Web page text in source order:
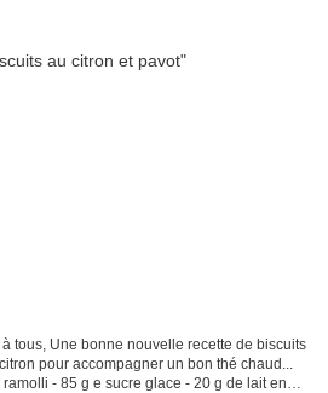
tous, Une bonne nouvelle recette de biscuits
pour accompagner un bon thé chaud...
- 85 g e sucre glace - 20 g de lait en